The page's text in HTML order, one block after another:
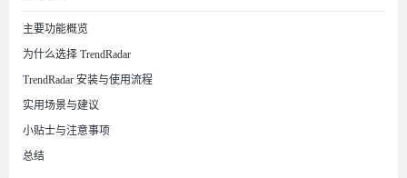
主要功能概览
为什么选择 TrendRadar
TrendRadar 安装与使用流程
实用场景与建议
小贴士与注意事项
总结